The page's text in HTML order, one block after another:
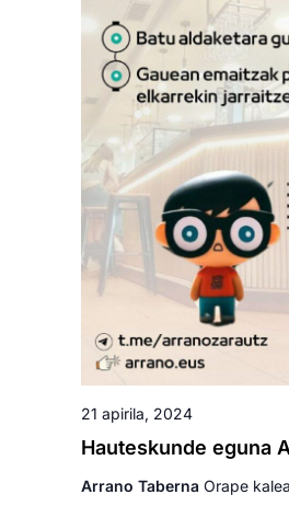
Hauteskunde eguna
21 apirila, 2024
Arrano Taberna Orape